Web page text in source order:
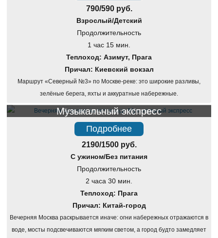
790/590 руб.
Взрослый/Детский
Продолжительность
1 час 15 мин.
Теплоход: Азимут, Прага
Причал: Киевский вокзал
Маршрут «Северный №3» по Москве-реке: это широкие разливы,
зелёные берега, яхты и аккуратные набережные.
Речная прогулка по Москве
Музыкальный экспресс
Подробнее
2190/1500 руб.
С ужином/Без питания
Продолжительность
2 часа 30 мин.
Теплоход: Прага
Причал: Китай-город
Вечерняя Москва раскрывается иначе: огни набережных отражаются в
воде, мосты подсвечиваются мягким светом, а город будто замедляет